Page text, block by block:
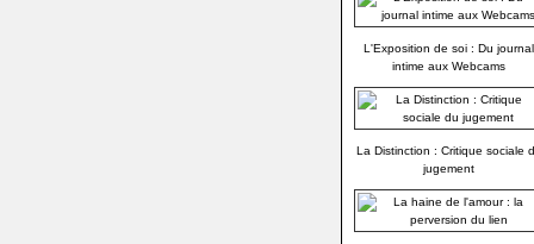
L'Exposition de soi : Du journal
intime aux Webcams
La Distinction : Critique sociale
jugement